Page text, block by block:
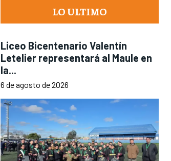
LO ULTIMO
Liceo Bicentenario Valentín
Letelier representará al Maule en
la...
6 de agosto de 2026